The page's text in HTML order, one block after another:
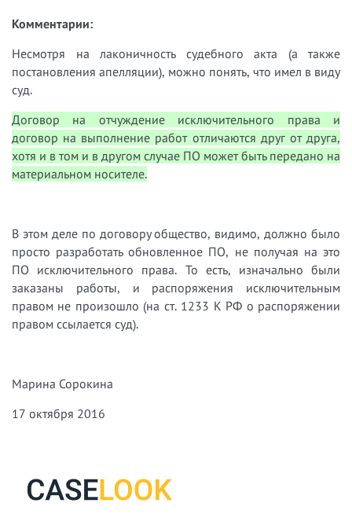
Комментарии:
Несмотря на лаконичность судебного акта (а также
постановления апелляции), можно понять, что имел в виду
суд.
Договор на отчуждение исключительного права и
договор на выполнение работ отличаются друг от друга,
хотя и в том и в другом случае ПО может быть передано на
материальном носителе.
В этом деле по договору общество, видимо, должно было
просто разработать обновленное ПО, не получая на это
ПО исключительного права. То есть, изначально были
заказаны работы, и распоряжения исключительным
правом не произошло (на ст. 1233 К РФ о распоряжении
правом ссылается суд).
Марина Сорокина
17 октября 2016